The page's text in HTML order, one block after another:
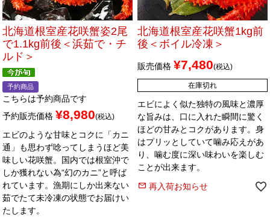
特定商取引法表示 個人情報の取扱い
北海道根室産花咲蟹姿2尾
で1.1kg前後＜浜茹で・チ
ルド＞
予約商品
こちらは予約商品です
予約販売価格 ¥8,980 税込
エビのような甘味とコクに「カニ
通」も思わず唸ってしまうほど美
味しい花咲蟹。国内では根室沖で
しか獲れない為“幻のカニ”と呼ば
れています。漁期にしか出来ない
茹でたて未冷凍の状態でお届けい
たします。
北海道根室産花咲蟹1kg前
後＜ボイル冷凍＞
販売価格 ¥7,480 税込
在庫切れ
エビによく似た独特の風味と濃厚
な旨みは、口に入れた瞬間に驚く
ほどの甘みとコクがあります。身
はプリッとしていて噛み応えがあ
り、噛む度に深い味わいを楽しむ
ことが出来ます。
再入荷お知らせ